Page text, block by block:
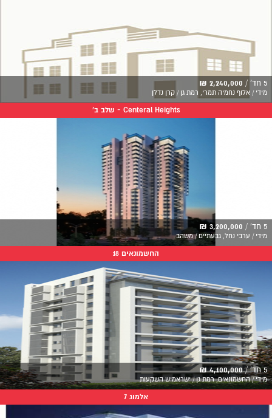
5 חד' / 2,240,000 ₪
מידי / אלוף נחמיה תמרי, רמת גן / קרן נדלן
Centeral Heights - שלב ב'
5 חד' / 3,200,000 ₪
מידי / ערבי נחל, גבעתיים / משהב
החשמונאים 18
5 חד' / 4,100,000 ₪
מידי / החשמונאים, רמת גן / ישראמיש השקעות
אלמוג 7